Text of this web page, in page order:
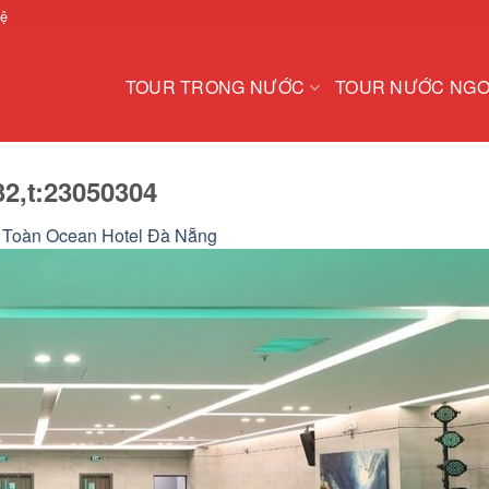
TOUR TRONG NƯỚC TOUR NƯỚC
Ocean Hotel Đà Nẵng